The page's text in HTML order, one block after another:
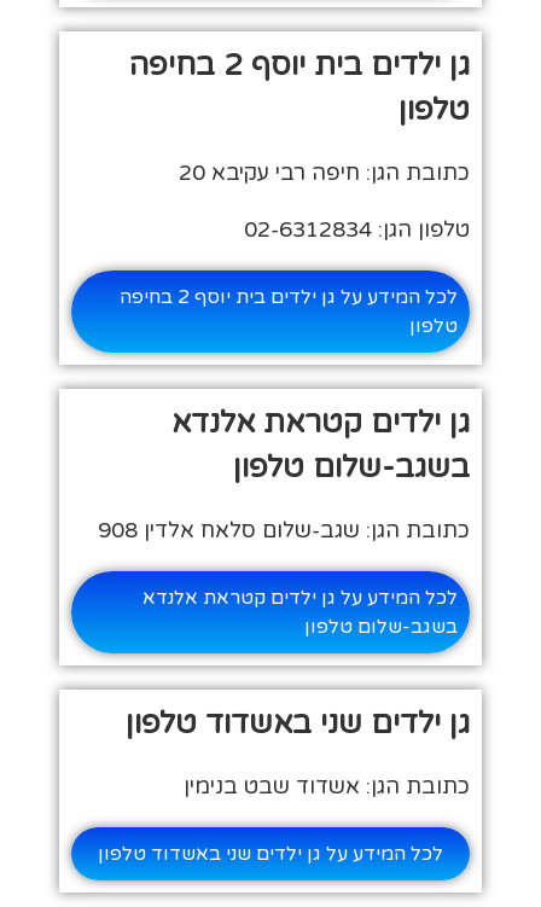
גן ילדים בית יוסף 2 בחיפה
טלפון
כתובת הגן: חיפה רבי עקיבא 20
טלפון הגן: 02-6312834
לכל המידע על גן ילדים בית יוסף 2 בחיפה
טלפון
גן ילדים קטראת אלנדא
בשגב-שלום טלפון
כתובת הגן: שגב-שלום סלאח אלדין 908
לכל המידע על גן ילדים קטראת אלנדא
בשגב-שלום טלפון
גן ילדים שני באשדוד טלפון
כתובת הגן: אשדוד שבט בנימין
לכל המידע על גן ילדים שני באשדוד טלפון